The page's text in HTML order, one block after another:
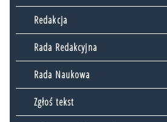
Redakcja
Rada Redakcyjna
Rada Naukowa
Zgłoś tekst